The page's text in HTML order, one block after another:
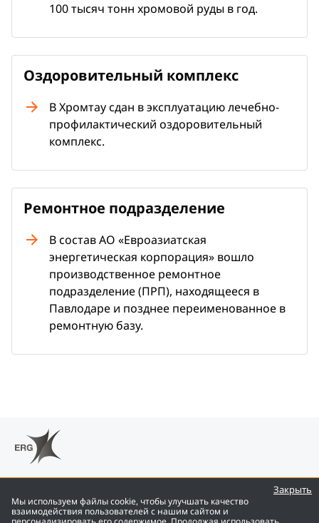
Мы используем файлы cookie, чтобы улучшать качество
взаимодействия пользователей с нашим сайтом и
Закрыть
100 тысяч тонн хромовой руды в год.
Оздоровительный комплекс
В Хромтау сдан в эксплуатацию лечебно-
профилактический оздоровительный
комплекс.
Ремонтное подразделение
В состав АО «Евроазиатская
энергетическая корпорация» вошло
производственное ремонтное
подразделение (ПРП), находящееся в
Павлодаре и позднее переименованное в
ремонтную базу.